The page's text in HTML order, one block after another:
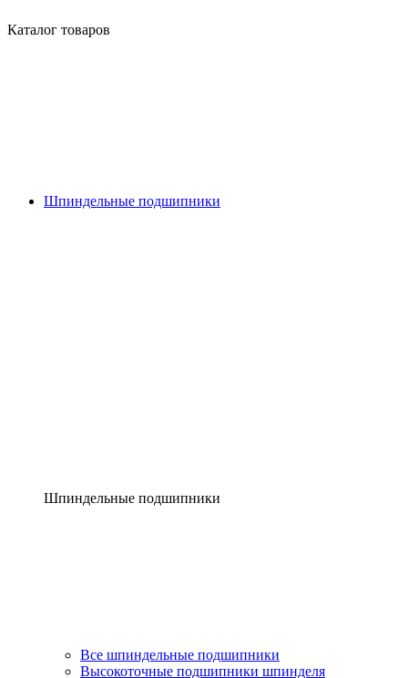
Каталог товаров
Шпиндельные подшипники
Шпиндельные подшипники
Все шпиндельные подшипники
Высокоточные подшипники шпинделя